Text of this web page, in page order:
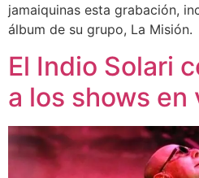
jamaiquinas esta grabación,
álbum de su grupo, La Misión.
El Indio Solari
a los shows en